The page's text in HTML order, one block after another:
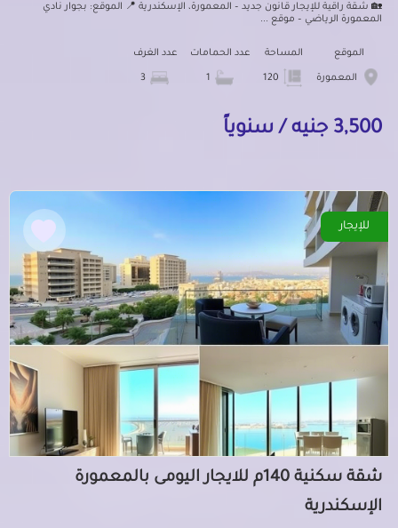
🏡 شقة راقية للإيجار قانون جديد – المعمورة، الإسكندرية 📍 الموقع: بجوار نادي
المعمورة الرياضي – موقع ...
الموقع
المعمورة
المساحة عدد الحمامات عدد الغرف
3,500 جنيه / سنوياً
للإيجار
شقة سكنية 140م للايجار اليومى بالمعمورة
الإسكندرية